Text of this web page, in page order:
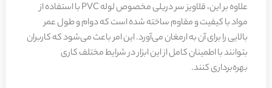
علاوه بر این، قلاویز سر دریلی مخصوص لوله PVC با استفاده از
مواد با کیفیت و مقاوم ساخته شده است که دوام و طول عمر
بالایی را برای آن به ارمغان می‌آورد. این امر باعث می‌شود که کاربران
بتوانند با اطمینان کامل از این ابزار در شرایط مختلف کاری
بهره‌برداری کنند.